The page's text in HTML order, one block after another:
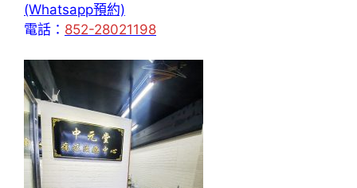
(Whatsapp預約)
電話： 852-28021198